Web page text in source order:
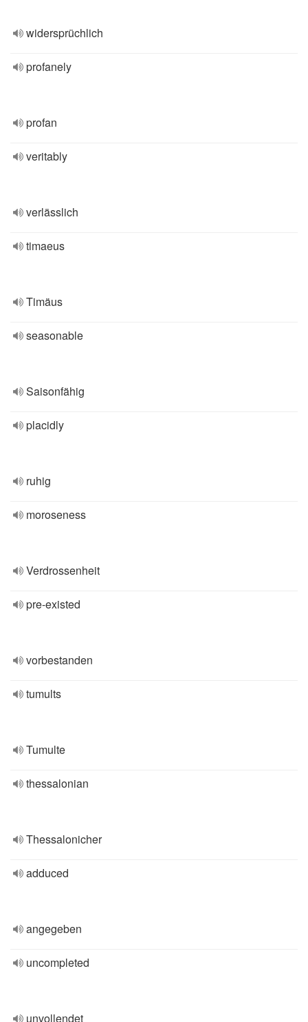
widersprüchlich
profanely
profan
veritably
verlässlich
timaeus
Timäus
seasonable
Saisonfähig
placidly
ruhig
moroseness
Verdrossenheit
pre-existed
vorbestanden
tumults
Tumulte
thessalonian
Thessalonicher
adduced
angegeben
uncompleted
unvollendet